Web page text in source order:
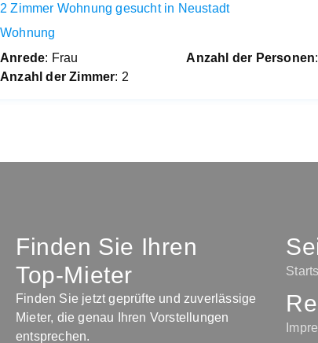
2 Zimmer Wohnung gesucht in Neustadt
Wohnung
Anrede: Frau Anzahl der Personen
Anzahl der Zimmer: 2
Finden Sie Ihren
Top-Mieter
Finden Sie jetzt geprüfte und zuverlässige
Mieter, die genau Ihren Vorstellungen
entsprechen.